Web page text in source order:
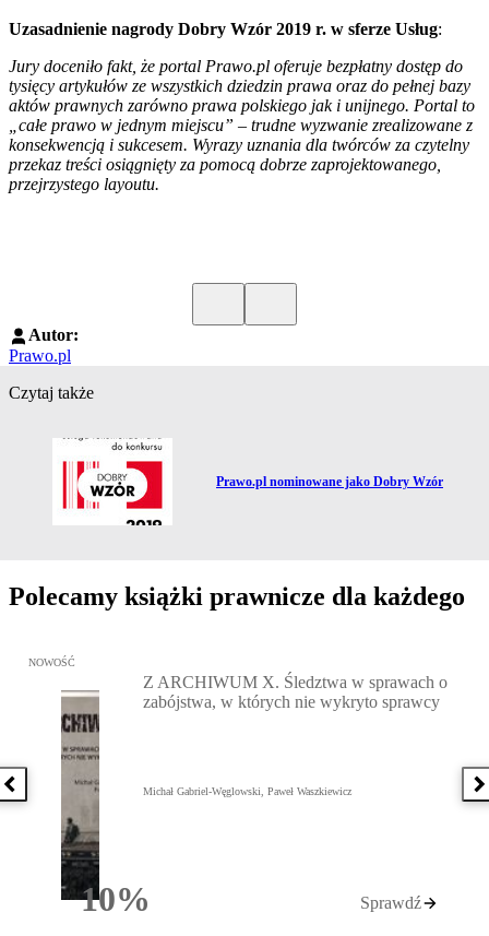
Uzasadnienie nagrody Dobry Wzór 2019 r. w sferze Usług:
Jury doceniło fakt, że portal Prawo.pl oferuje bezpłatny dostęp do
tysięcy artykułów ze wszystkich dziedzin prawa oraz do pełnej bazy
aktów prawnych zarówno prawa polskiego jak i unijnego. Portal to
„całe prawo w jednym miejscu” – trudne wyzwanie zrealizowane z
konsekwencją i sukcesem. Wyrazy uznania dla twórców za czytelny
przekaz treści osiągnięty za pomocą dobrze zaprojektowanego,
przejrzystego layoutu.
Autor:
Prawo.pl
Czytaj także
Przejdź do artykułu:
Prawo.pl nominowane jako Dobry Wzór
Polecamy książki prawnicze dla każdego
Poprzednia książka
Przejdź do: Z ARCHIWUM X. Śledztwa w sprawach o
NOWOŚĆ
10%Rabatu
Z ARCHIWUM X. Śledztwa w sprawach o
zabójstwa, w których nie wykryto sprawcy
Michał Gabriel-Węglowski, Paweł Waszkiewicz
Sprawdź